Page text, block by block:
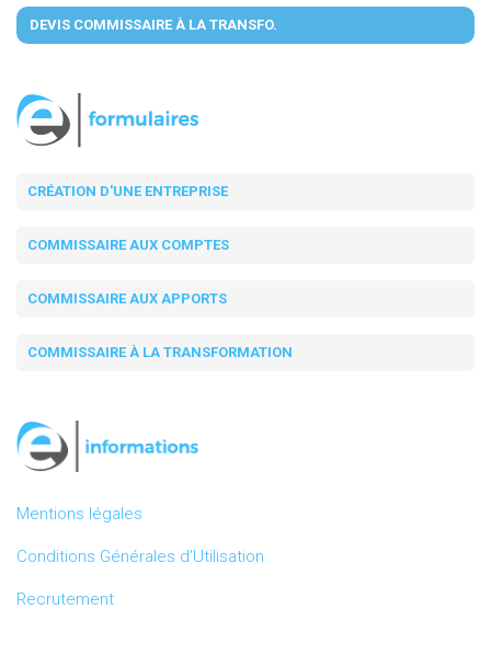
DEVIS COMMISSAIRE À LA TRANSFO.
CRÉATION D'UNE ENTREPRISE
COMMISSAIRE AUX COMPTES
COMMISSAIRE AUX APPORTS
COMMISSAIRE À LA TRANSFORMATION
Mentions légales
Conditions Générales d’Utilisation
Recrutement